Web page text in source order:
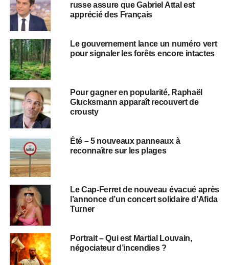
russe assure que Gabriel Attal est
apprécié des Français
Le gouvernement lance un numéro vert
pour signaler les forêts encore intactes
Pour gagner en popularité, Raphaël
Glucksmann apparaît recouvert de
crousty
Été – 5 nouveaux panneaux à
reconnaître sur les plages
Le Cap-Ferret de nouveau évacué après
l’annonce d’un concert solidaire d’Afida
Turner
Portrait – Qui est Martial Louvain,
négociateur d’incendies ?